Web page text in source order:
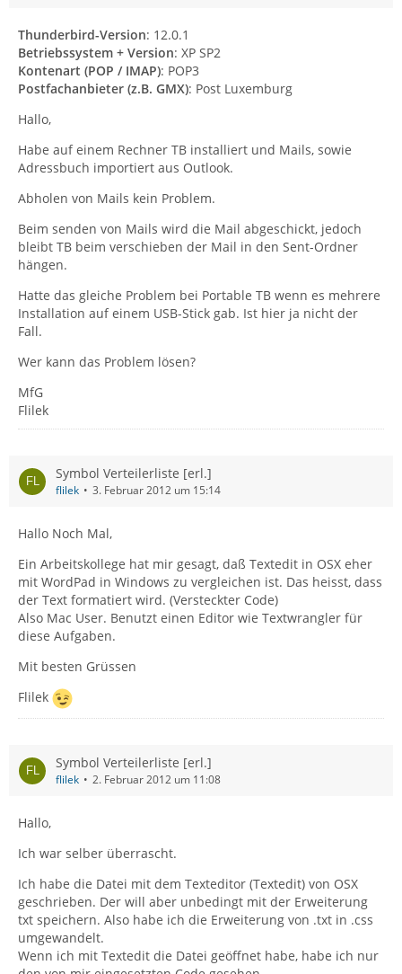
Thunderbird-Version: 12.0.1
Betriebssystem + Version: XP SP2
Kontenart (POP / IMAP): POP3
Postfachanbieter (z.B. GMX): Post Luxemburg
Hallo,
Habe auf einem Rechner TB installiert und Mails, sowie
Adressbuch importiert aus Outlook.
Abholen von Mails kein Problem.
Beim senden von Mails wird die Mail abgeschickt, jedoch
bleibt TB beim verschieben der Mail in den Sent-Ordner
hängen.
Hatte das gleiche Problem bei Portable TB wenn es mehrere
Installation auf einem USB-Stick gab. Ist hier ja nicht der
Fall.
Wer kann das Problem lösen?
MfG
Flilek
Symbol Verteilerliste [erl.]
flilek 3. Februar 2012 um 15:14
Hallo Noch Mal,
Ein Arbeitskollege hat mir gesagt, daß Textedit in OSX eher
mit WordPad in Windows zu vergleichen ist. Das heisst, dass
der Text formatiert wird. (Versteckter Code)
Also Mac User. Benutzt einen Editor wie Textwrangler für
diese Aufgaben.
Mit besten Grüssen
Flilek
Symbol Verteilerliste [erl.]
flilek 2. Februar 2012 um 11:08
Hallo,
Ich war selber überrascht.
Ich habe die Datei mit dem Texteditor (Textedit) von OSX
geschrieben. Der will aber unbedingt mit der Erweiterung
txt speichern. Also habe ich die Erweiterung von .txt in .css
umgewandelt.
Wenn ich mit Textedit die Datei geöffnet habe, habe ich nur